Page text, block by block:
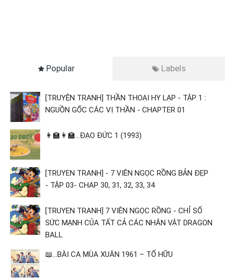
Popular Labels
[TRUYỆN TRANH] THẦN THOẠI HY LẠP - TẬP 1 :
NGUỒN GỐC CÁC VỊ THẦN - CHAPTER 01
👩‍🏫👩‍🏫...ĐẠO ĐỨC 1 (1993)
[TRUYEN TRANH] - 7 VIÊN NGỌC RỒNG BẢN ĐẸP
- TẬP 03- CHAP 30, 31, 32, 33, 34
[TRUYEN TRANH] 7 VIÊN NGỌC RỒNG - CHỈ SỐ
SỨC MẠNH CỦA TẤT CẢ CÁC NHÂN VẬT DRAGON
BALL
📖...BÀI CA MÙA XUÂN 1961 – TỐ HỮU